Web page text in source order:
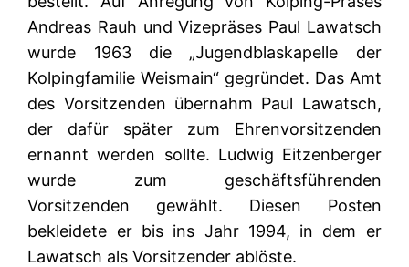
Andreas Rauh und Vizepräses Paul Lawatsch
wurde 1963 die „Jugendblaskapelle der
Kolpingfamilie Weismain“ gegründet. Das Amt
des Vorsitzenden übernahm Paul Lawatsch,
der dafür später zum Ehrenvorsitzenden
ernannt werden sollte. Ludwig Eitzenberger
wurde zum geschäftsführenden
Vorsitzenden gewählt. Diesen Posten
bekleidete er bis ins Jahr 1994, in dem er
Lawatsch als Vorsitzender ablöste.